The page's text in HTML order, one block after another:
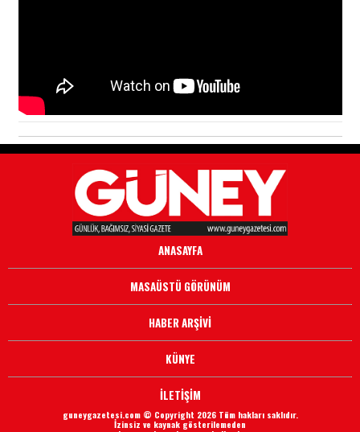
ANASAYFA
MASAÜSTÜ GÖRÜNÜM
HABER ARŞİVİ
KÜNYE
İLETİŞİM
guneygazetesi.com © Copyright 2026 Tüm hakları saklıdır.
İzinsiz ve kaynak gösterilemeden